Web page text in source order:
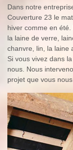
Dans notre
Couverture 23 le
hiver comme en
la laine de verre,
chanvre, lin, la laine
Si vous vivez dans
nous. Nous
projet que vous